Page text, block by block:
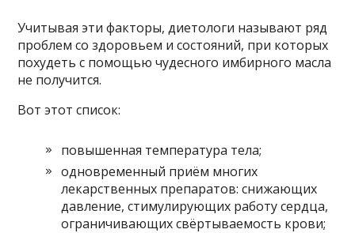
Учитывая эти факторы, диетологи называют ряд
проблем со здоровьем и состояний, при которых
похудеть с помощью чудесного имбирного масла
не получится.
Вот этот список:
повышенная температура тела;
одновременный приём многих
лекарственных препаратов: снижающих
давление, стимулирующих работу сердца,
ограничивающих свёртываемость крови;